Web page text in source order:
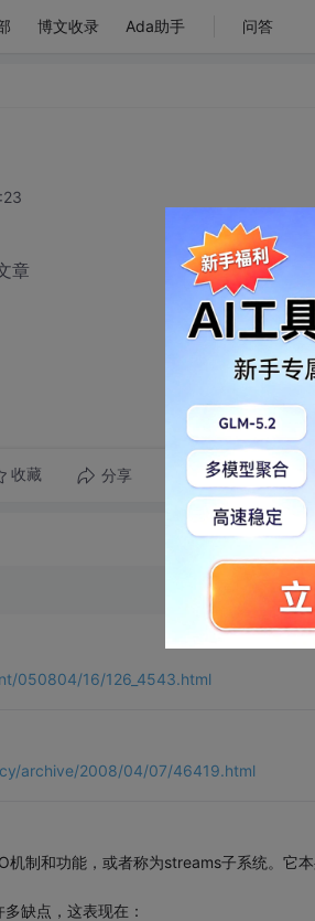
博文收录 Ada助手 问答
章
收藏 分享 转发到动态
050804/16/126_4543.html
archive/2008/04/07/46419.html
制和功能，或者称为streams子系统。它本
缺点，这表现在：